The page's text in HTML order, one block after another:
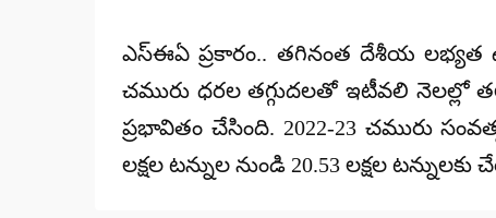
ఎస్ఈఏ ప్రకారం.. తగినంత దేశీయ
చమురు ధరల తగ్గుదలతో ఇటీవలి
ప్రభావితం చేసింది. 2022-23 చమురు
లక్షల టన్నుల నుండి 20.53 లక్షల